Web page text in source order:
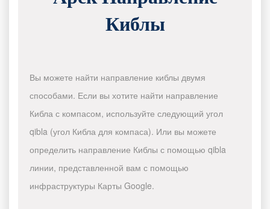
Киблы
Вы можете найти направление киблы двумя
способами. Если вы хотите найти направление
Кибла с компасом, используйте следующий угол
qibla (угол Кибла для компаса). Или вы можете
определить направление Киблы с помощью qibla
линии, представленной вам с помощью
инфраструктуры Карты Google.